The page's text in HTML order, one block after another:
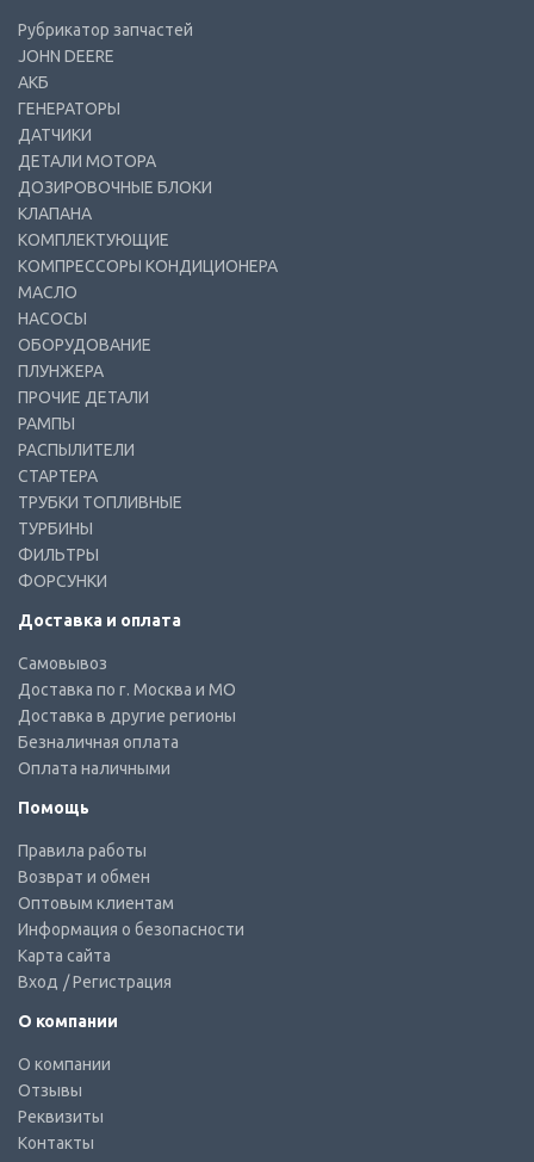
Рубрикатор запчастей
JOHN DEERE
АКБ
ГЕНЕРАТОРЫ
ДАТЧИКИ
ДЕТАЛИ МОТОРА
ДОЗИРОВОЧНЫЕ БЛОКИ
КЛАПАНА
КОМПЛЕКТУЮЩИЕ
КОМПРЕССОРЫ КОНДИЦИОНЕРА
МАСЛО
НАСОСЫ
ОБОРУДОВАНИЕ
ПЛУНЖЕРА
ПРОЧИЕ ДЕТАЛИ
РАМПЫ
РАСПЫЛИТЕЛИ
СТАРТЕРА
ТРУБКИ ТОПЛИВНЫЕ
ТУРБИНЫ
ФИЛЬТРЫ
ФОРСУНКИ
Доставка и оплата
Самовывоз
Доставка по г. Москва и МО
Доставка в другие регионы
Безналичная оплата
Оплата наличными
Помощь
Правила работы
Возврат и обмен
Оптовым клиентам
Информация о безопасности
Карта сайта
Вход / Регистрация
О компании
О компании
Отзывы
Реквизиты
Контакты